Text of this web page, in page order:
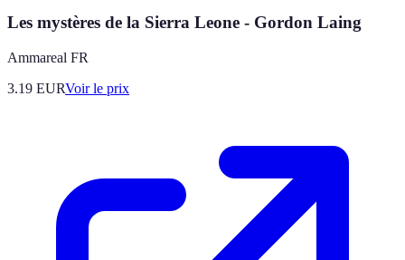
Les mystères de la Sierra Leone - Gordon Laing
Ammareal FR
3.19 EURVoir le prix